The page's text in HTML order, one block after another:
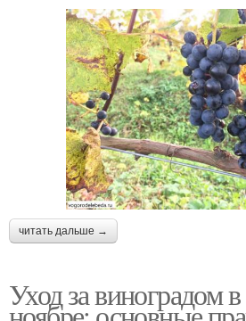
читать дальше →
Уход за виноградом